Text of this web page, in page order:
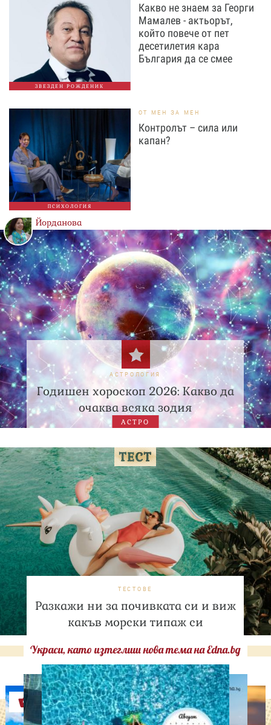
ЗВЕЗДЕН РОЖДЕНИК
Какво не знаем за Георги
Мамалев - актьорът,
който повече от пет
десетилетия кара
България да се смее
ПСИХОЛОГИЯ
ОТ МЕН ЗА МЕН
Контролът – сила или
капан?
Йорданова
АСТРОЛОГИЯ
Годишен хороскоп 2026: Какво да
очаква всяка зодия
АСТРО
ТЕСТОВЕ
Разкажи ни за почивката си и виж
какъв морски типаж си
Украси, като изтеглиш нова тема на Edna.bg
Оферти